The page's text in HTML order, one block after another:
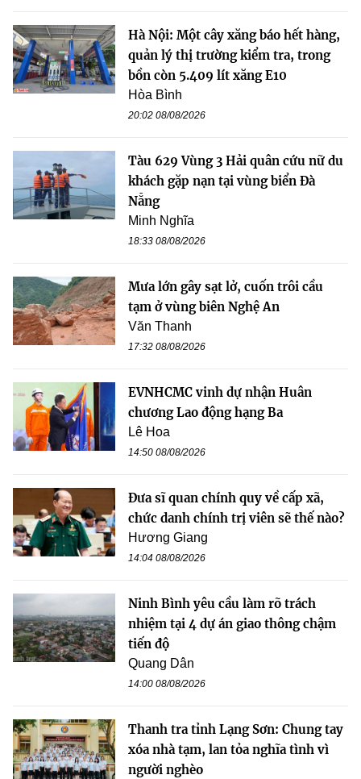
Hà Nội: Một cây xăng báo hết hàng,
quản lý thị trường kiểm tra, trong
bồn còn 5.409 lít xăng E10
Hòa Bình
20:02 08/08/2026
Tàu 629 Vùng 3 Hải quân cứu nữ du
khách gặp nạn tại vùng biển Đà
Nẵng
Minh Nghĩa
18:33 08/08/2026
Mưa lớn gây sạt lở, cuốn trôi cầu
tạm ở vùng biên Nghệ An
Văn Thanh
17:32 08/08/2026
EVNHCMC vinh dự nhận Huân
chương Lao động hạng Ba
Lê Hoa
14:50 08/08/2026
Đưa sĩ quan chính quy về cấp xã,
chức danh chính trị viên sẽ thế nào?
Hương Giang
14:04 08/08/2026
Ninh Bình yêu cầu làm rõ trách
nhiệm tại 4 dự án giao thông chậm
tiến độ
Quang Dân
14:00 08/08/2026
Thanh tra tỉnh Lạng Sơn: Chung tay
xóa nhà tạm, lan tỏa nghĩa tình vì
người nghèo